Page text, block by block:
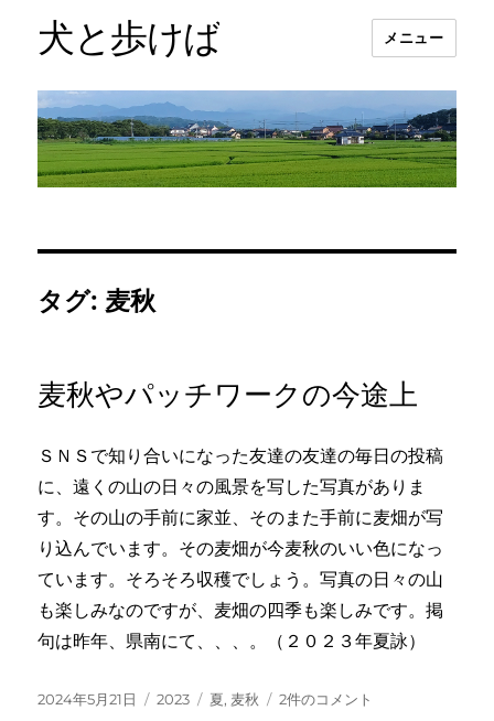
犬と歩けば メニュー
タグ:麦秋
麦秋やパッチワークの今途上
ＳＮＳで知り合いになった友達の友達の毎日の投稿
に、遠くの山の日々の風景を写した写真がありま
す。その山の手前に家並、そのまた手前に麦畑が写
り込んでいます。その麦畑が今麦秋のいい色になっ
ています。そろそろ収穫でしょう。写真の日々の山
も楽しみなのですが、麦畑の四季も楽しみです。掲
句は昨年、県南にて、、、。（２０２３年夏詠）
投
2024年5月21日
カ
2023
タ
夏, 麦秋
麦
2件のコメント